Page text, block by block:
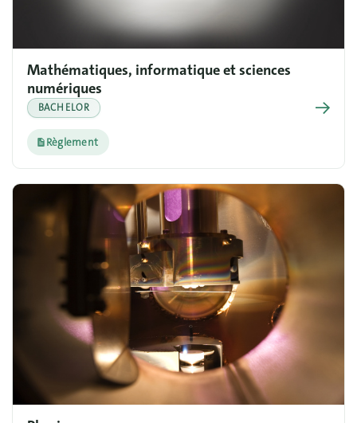
Mathématiques, informatique et sciences
numériques
BACHELOR →
Règlement